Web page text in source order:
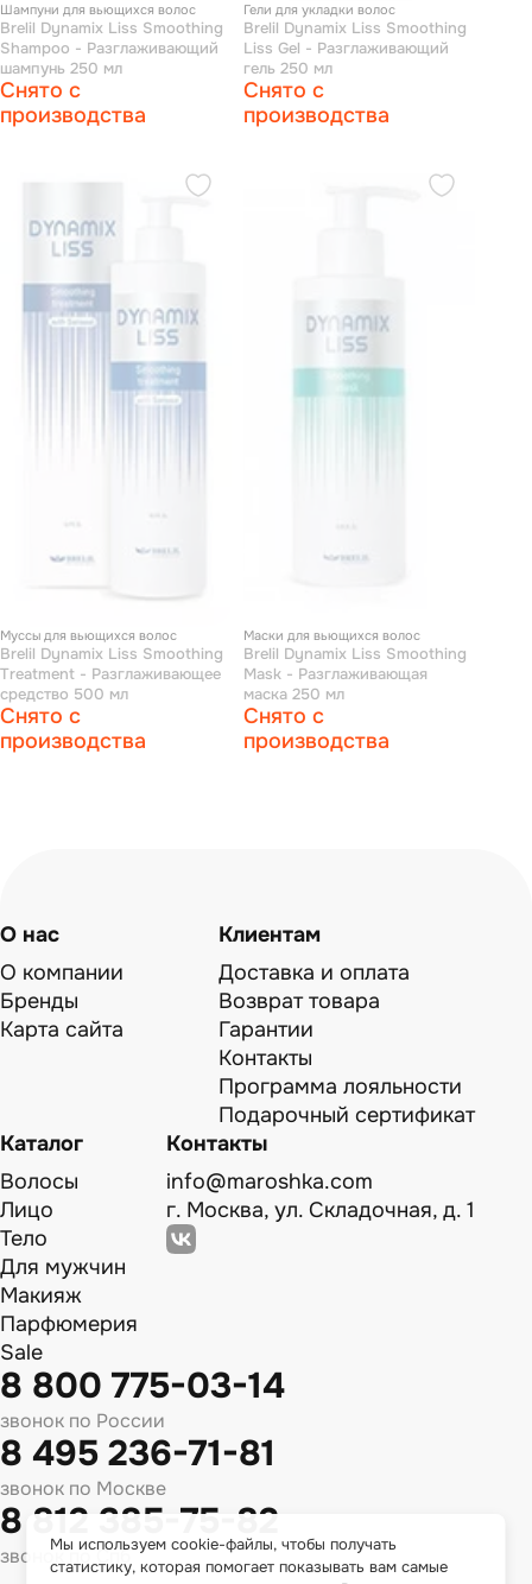
Шампуни для вьющихся волос
Brelil Dynamix Liss Smoothing
Shampoo - Разглаживающий
шампунь 250 мл
Снято с
производства
Гели для укладки волос
Brelil Dynamix Liss Smoothing
Liss Gel - Разглаживающий
гель 250 мл
Снято с
производства
Муссы для вьющихся волос
Brelil Dynamix Liss Smoothing
Treatment - Разглаживающее
средство 500 мл
Снято с
производства
Маски для вьющихся волос
Brelil Dynamix Liss Smoothing
Mask - Разглаживающая
маска 250 мл
Снято с
производства
О нас
О компании
Бренды
Карта сайта
Клиентам
Доставка и оплата
Возврат товара
Гарантии
Контакты
Программа лояльности
Подарочный сертификат
Каталог
Волосы
Лицо
Тело
Для мужчин
Макияж
Парфюмерия
Sale
Контакты
info@maroshka.com
г. Москва, ул. Складочная, д. 1
8 800 775-03-14
звонок по России
8 495 236-71-81
звонок по Москве
8 812 385-75-82
звонок по Спб
Мы используем cookie-файлы, чтобы получать
статистику, которая помогает показывать вам самые